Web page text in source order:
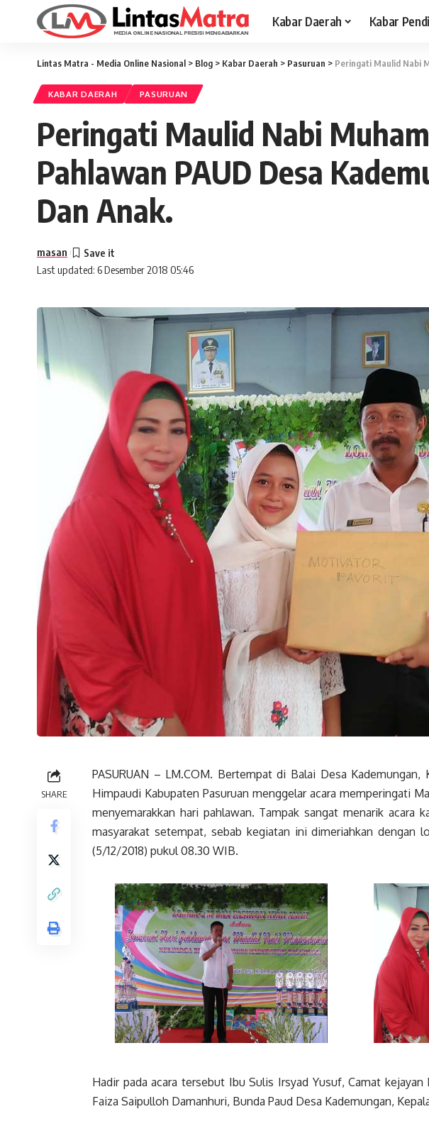
Kabar Daerah Kabar
Lintas Matra - Media Online Nasional > Blog > Kabar Daerah > Pasuruan > Peringati Maulid Nabi
KABAR DAERAH PASURUAN
Peringati Maulid Nabi
Pahlawan PAUD Desa
Dan Anak.
Last updated: 6 Desember 2018 05:46
masan
SHARE
PASURUAN – LM.COM. Bertempat di Balai Desa Kademungan,
Himpaudi Kabupaten Pasuruan menggelar acara memperingati
menyemarakkan hari pahlawan. Tampak sangat menarik acara
masyarakat setempat, sebab kegiatan ini dimeriahkan dengan
(5/12/2018) pukul 08.30 WIB.
Hadir pada acara tersebut Ibu Sulis Irsyad Yusuf, Camat
Faiza Saipulloh Damanhuri, Bunda Paud Desa Kademungan,